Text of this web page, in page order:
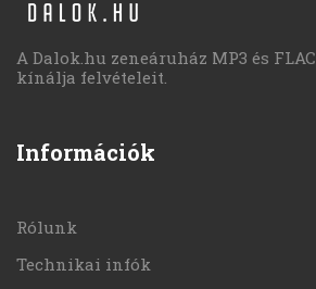
A Dalok.hu zeneáruház MP3 és
kínálja felvételeit.
Információk
Rólunk
Technikai infók